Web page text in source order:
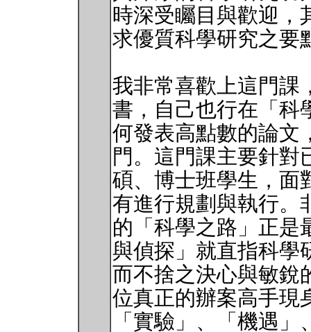
時深受矚目與歡迎，
求優質科學研究之要
我非常喜歡上這門課
書，自己也行在「科
何發表高點數的論文
門。這門課主要針對
碩、博士班學生，面
有進行規劃與執行。
的「科學之路」正是
與偵探」就直指科學
而不捨之決心與敏銳
位真正的辦案高手現
「實驗」、「機遇